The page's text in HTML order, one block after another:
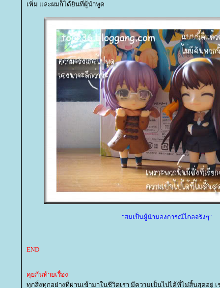
เพิ่ม และผมก็ได้ยินที่ผู้นำพูด
"สมเป็นผู้นำมองการณ์ไกลจริงๆ"
END
คุยกันท้ายเรื่อง
ทุกสิ่งทุกอย่างที่ผ่านเข้ามาในชีวิตเรา มีความเป็นไปได้ที่ไม่สิ้นสุดอยู่ เ